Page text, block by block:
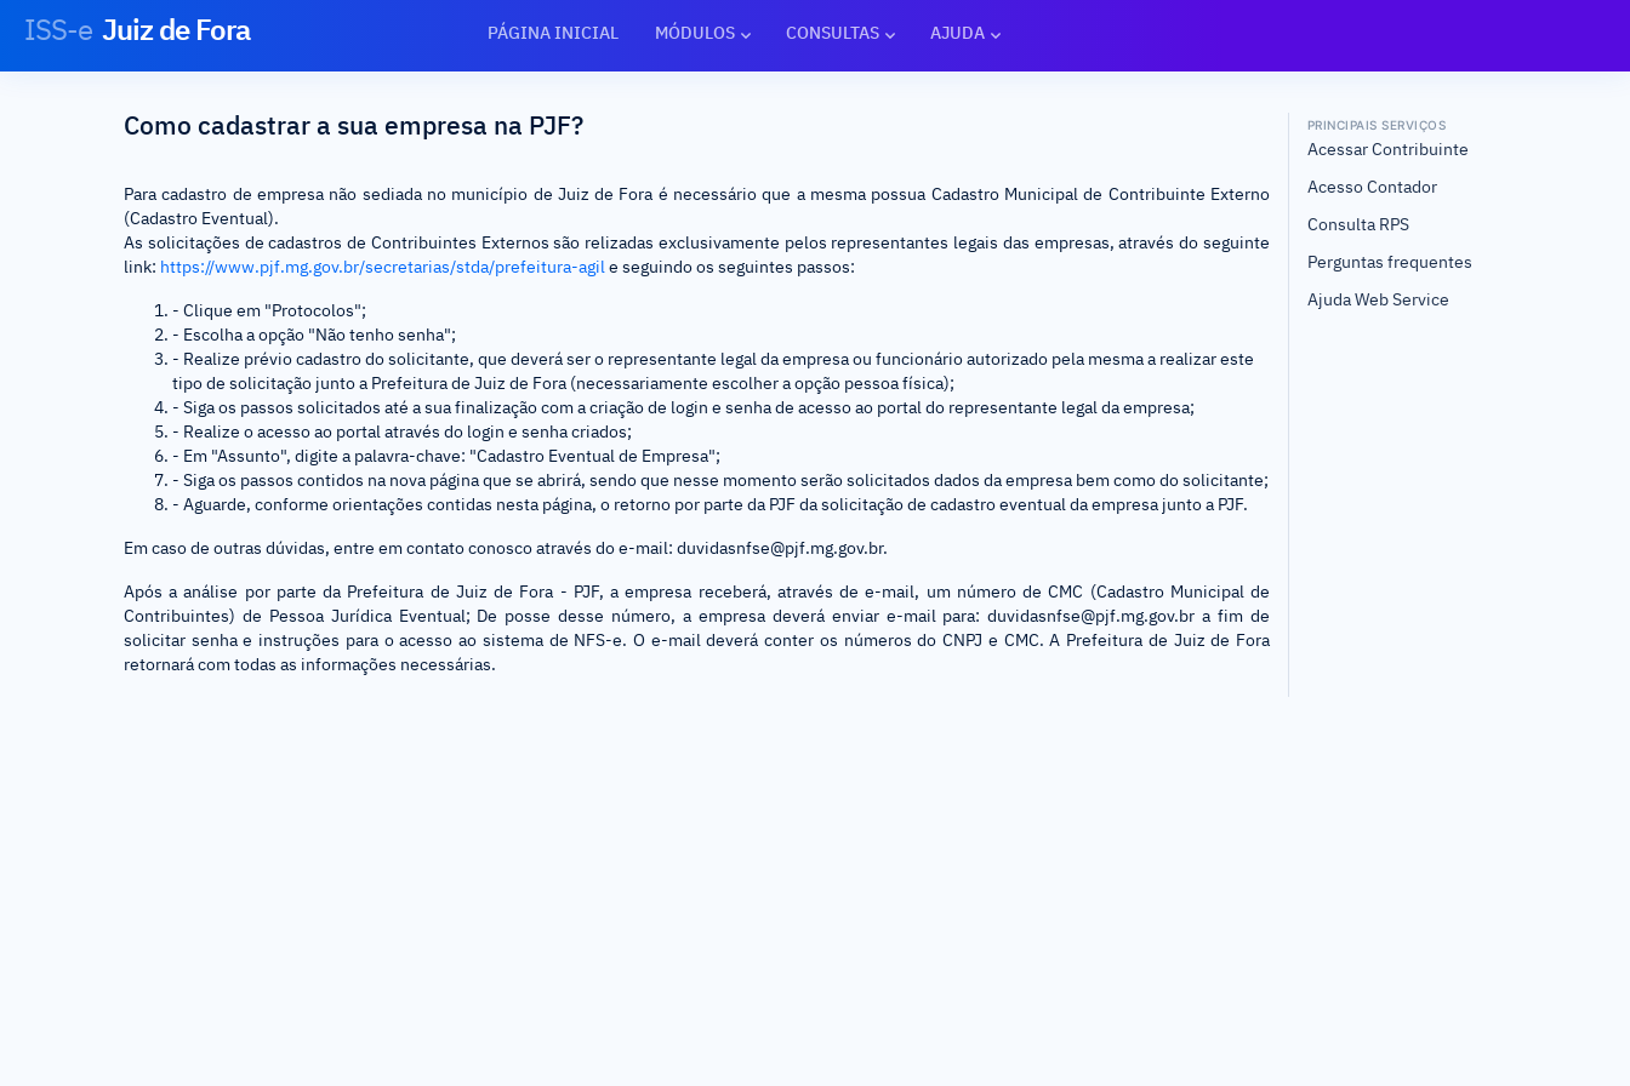
ISS-e Juiz de Fora PÁGINA INICIAL MÓDULOS CONSULTAS AJUDA
Como cadastrar a sua empresa na PJF?
Para cadastro de empresa não sediada no município de Juiz de Fora é necessário que a mesma possua Cadastro Municipal de Contribuinte Externo
(Cadastro Eventual).
As solicitações de cadastros de Contribuintes Externos são relizadas exclusivamente pelos representantes legais das empresas, através do seguinte
link: https://www.pjf.mg.gov.br/secretarias/stda/prefeitura-agil e seguindo os seguintes passos:
- Clique em "Protocolos";
- Escolha a opção "Não tenho senha";
- Realize prévio cadastro do solicitante, que deverá ser o representante legal da empresa ou funcionário autorizado pela mesma a realizar este
tipo de solicitação junto a Prefeitura de Juiz de Fora (necessariamente escolher a opção pessoa física);
- Siga os passos solicitados até a sua finalização com a criação de login e senha de acesso ao portal do representante legal da empresa;
- Realize o acesso ao portal através do login e senha criados;
- Em "Assunto", digite a palavra-chave: "Cadastro Eventual de Empresa";
- Siga os passos contidos na nova página que se abrirá, sendo que nesse momento serão solicitados dados da empresa bem como do solicitante;
- Aguarde, conforme orientações contidas nesta página, o retorno por parte da PJF da solicitação de cadastro eventual da empresa junto a PJF.
Em caso de outras dúvidas, entre em contato conosco através do e-mail: duvidasnfse@pjf.mg.gov.br.
Após a análise por parte da Prefeitura de Juiz de Fora - PJF, a empresa receberá, através de e-mail, um número de CMC (Cadastro Municipal de
Contribuintes) de Pessoa Jurídica Eventual; De posse desse número, a empresa deverá enviar e-mail para: duvidasnfse@pjf.mg.gov.br a fim de
solicitar senha e instruções para o acesso ao sistema de NFS-e. O e-mail deverá conter os números do CNPJ e CMC. A Prefeitura de Juiz de Fora
retornará com todas as informações necessárias.
PRINCIPAIS SERVIÇOS
Acessar Contribuinte
Acesso Contador
Consulta RPS
Perguntas frequentes
Ajuda Web Service